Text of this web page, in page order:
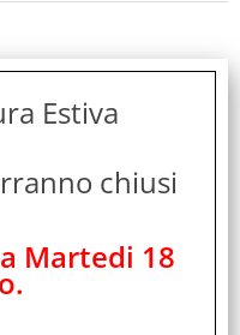
Estiva
chiusi
Martedi 18